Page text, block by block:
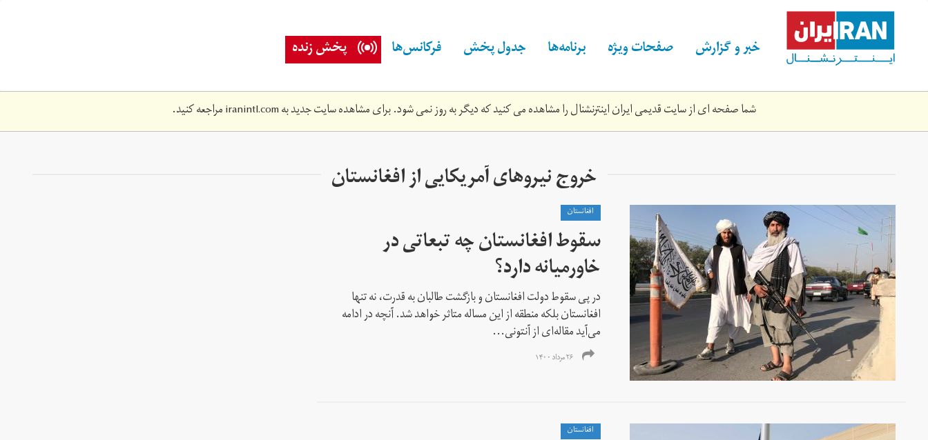
content خبر و گزارش صفحات ویژه برنامه‌ها جدول پخش فرکانس‌ها پخش زنده
شما صفحه ای از سایت قدیمی ایران اینترنشنال را مشاهده می کنید که دیگر به روز نمی شود. برای مشاهده سایت جدید بهiranintl.comمراجعه کنید.
خروج نیروهای آمریکایی از افغانستان
افغانستان
سقوط افغانستان چه تبعاتی در
خاورمیانه دارد؟
در پی سقوط دولت افغانستان و بازگشت طالبان به قدرت، نه تنها
افغانستان بلکه منطقه از این مساله متاثر خواهد شد. آنچه در ادامه
می‌آید مقاله‌ای از آنتونی...
۲۶ مرداد ۱۴۰۰
افغانستان